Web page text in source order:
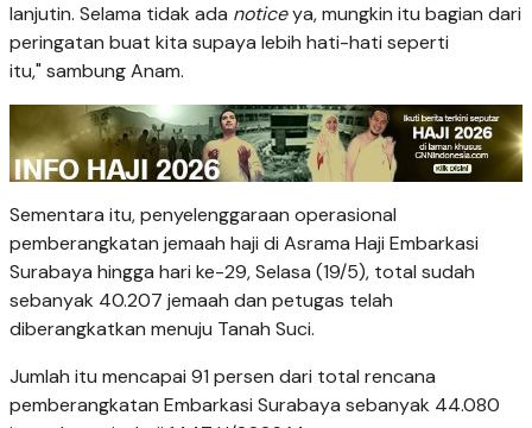
lanjutin. Selama tidak ada noticeya, mungkin itu bagian dari
peringatan buat kita supaya lebih hati-hati seperti
itu," sambung Anam.
Sementara itu, penyelenggaraan operasional
pemberangkatan jemaah haji di Asrama Haji Embarkasi
Surabaya hingga hari ke-29, Selasa (19/5), total sudah
sebanyak 40.207 jemaah dan petugas telah
diberangkatkan menuju Tanah Suci.
Jumlah itu mencapai 91 persen dari total rencana
pemberangkatan Embarkasi Surabaya sebanyak 44.080